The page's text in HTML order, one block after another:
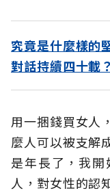
究竟是什麼樣的
對話持續四十載？
用一捆錢買女人
麼人可以被支解
是年長了，我
人，對女性的認